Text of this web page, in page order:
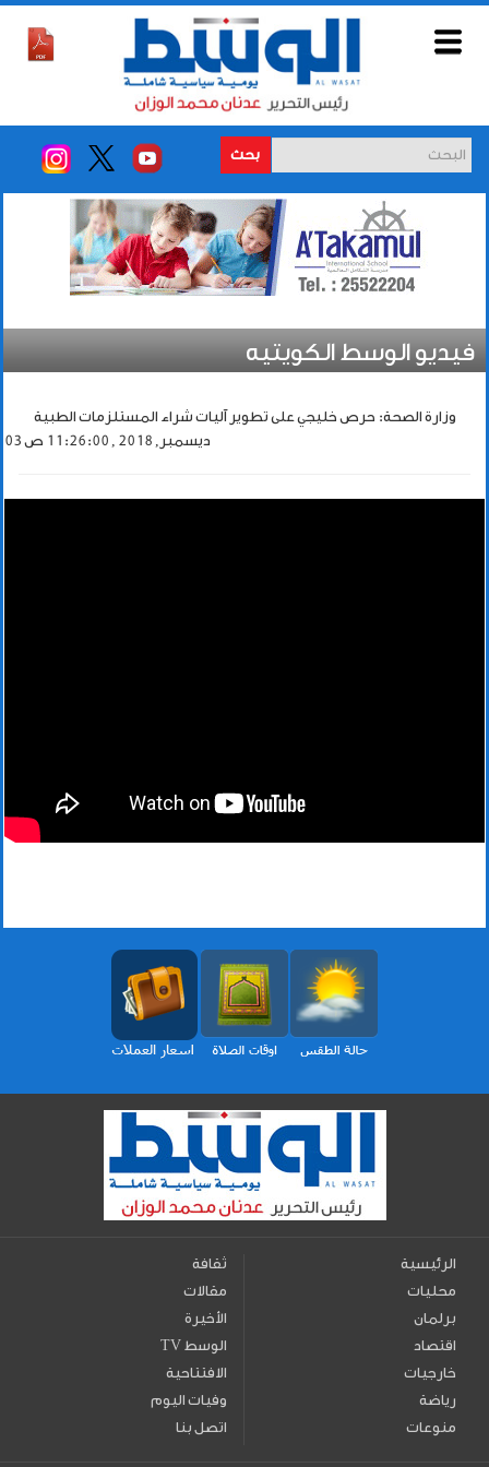
بحث
فيديو الوسط الكويتيه
وزارة الصحة: حرص خليجي على تطوير آليات شراء المستلزمات الطبية
03 ديسمبر, 2018 , 11:26:00 ص
الرئيسية
محليات
برلمان
اقتصاد
خارجيات
رياضة
منوعات
ثقافة
مقالات
الأخيرة
TV الوسط
الافتتاحية
وفيات اليوم
اتصل بنا